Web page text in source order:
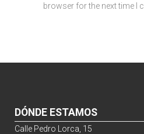
browser for the next time I
DÓNDE ESTAMOS
Calle Pedro Lorca, 15